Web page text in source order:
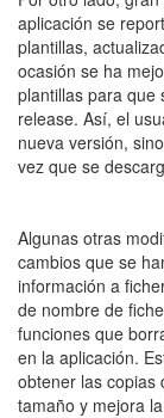
aplicación se
plantillas,
ocasión se ha
plantillas para que
release. Así, el
nueva versión,
vez que se
Algunas otras
cambios que se
información a
de nombre de
funciones que
en la aplicación.
obtener las copias
tamaño y mejora